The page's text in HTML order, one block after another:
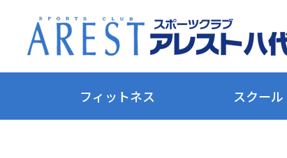
フィットネス スクール